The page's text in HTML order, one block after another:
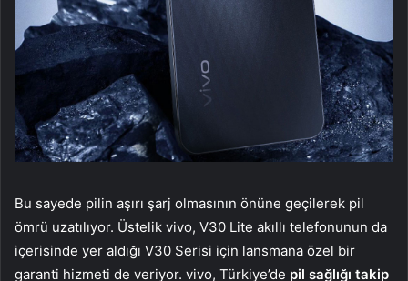
Bu sayede pilin aşırı şarj olmasının önüne geçilerek pil
ömrü uzatılıyor. Üstelik vivo, V30 Lite akıllı telefonunun da
içerisinde yer aldığı V30 Serisi için lansmana özel bir
garanti hizmeti de veriyor. vivo, Türkiye’de pil sağlığı takip